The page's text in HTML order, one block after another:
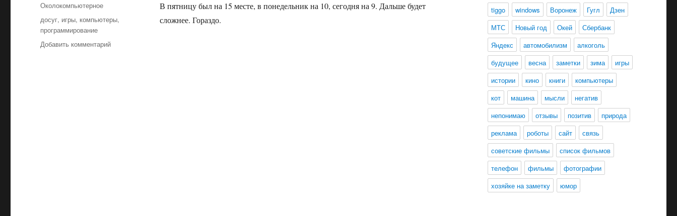
В пятницу был на 15 месте, в понедельник на 10, сегодня на 9. Дальше будет
сложнее. Гораздо.
Рубрики
Околокомпьютерное
Метки
досуг, игры, компьютеры,
программирование
Добавить комментарий
tiggo
windows Воронеж Гугл
Дзен
МТС
Новый год Окей
Сбербанк
Яндекс
автомобилизм
алкоголь
будущее
весна заметки зима
игры
истории
кино книги
компьютеры
кот
машина мысли
негатив
непонимаю
отзывы позитив
природа
реклама
роботы сайт
связь
советские фильмы
список фильмов
телефон
фильмы
фотографии
хозяйке на заметку
юмор